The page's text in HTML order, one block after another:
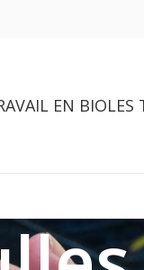
EN BIOLES